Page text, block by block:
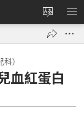
更
改
網
言
顯
）
血紅蛋白